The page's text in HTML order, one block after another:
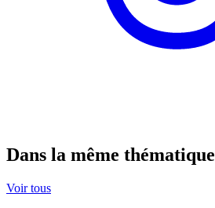
Dans la même thématique
Voir tous